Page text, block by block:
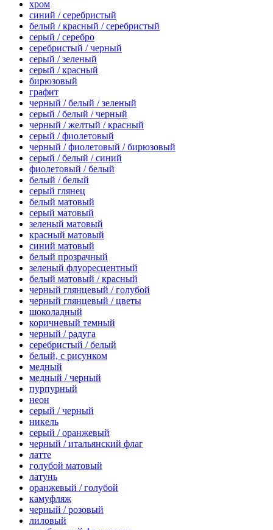
хром
синий / серебристый
белый / красный / серебристый
серый / серебро
серебристый / черный
серый / зеленый
серый / красный
бирюзовый
графит
черный / белый / зеленый
серый / белый / черный
черный / желтый / красный
серый / фиолетовый
черный / фиолетовый / бирюзовый
серый / белый / синий
фиолетовый / белый
белый / белый
серый глянец
белый матовый
серый матовый
зеленый матовый
красный матовый
синий матовый
белый прозрачный
зеленый флуоресцентный
белый матовый / красный
черный глянцевый / голубой
черный глянцевый / цветы
шоколадный
коричневый темный
черный / радуга
серебристый / белый
белый, с рисунком
медный
медный / черный
пурпурный
неон
серый / черный
никель
серый / оранжевый
черный / итальянский флаг
латте
голубой матовый
латунь
оранжевый / голубой
камуфляж
черный / розовый
лиловый